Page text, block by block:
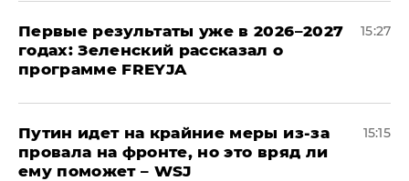
Первые результаты уже в 2026–2027
годах: Зеленский рассказал о
программе FREYJA
15:27
Путин идет на крайние меры из-за
провала на фронте, но это вряд ли
ему поможет – WSJ
15:15